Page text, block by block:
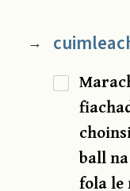
→
ball
fola